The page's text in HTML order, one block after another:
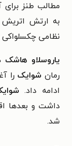
مطالب طنز برای
به ارتش اتریش
نظامی
یاروسلاو هاشک
رمان شوایک
ادامه داد.
داشت و بعدها
شد.